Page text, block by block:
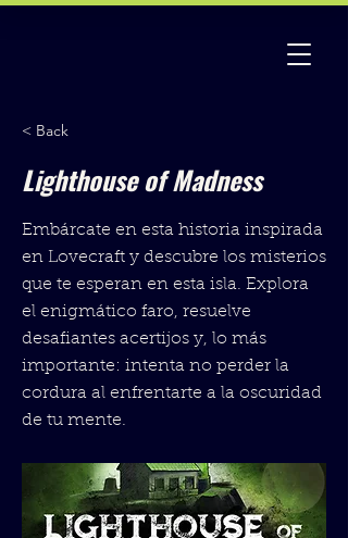
< Back
Lighthouse of Madness
Embárcate en esta historia inspirada
en Lovecraft y descubre los misterios
que te esperan en esta isla. Explora
el enigmático faro, resuelve
desafiantes acertijos y, lo más
importante: intenta no perder la
cordura al enfrentarte a la oscuridad
de tu mente.